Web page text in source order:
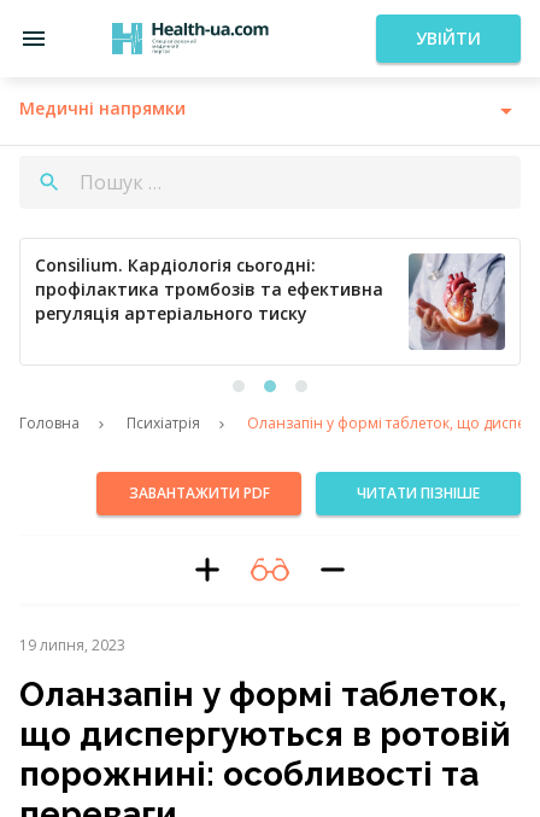
УВІЙТИ
Медичні напрямки
Consilium. Кардіологія сьогодні:
профілактика тромбозів та ефективна
регуляція артеріального тиску
Головна Психіатрія Оланзапін у формі таблеток, що
ЗАВАНТАЖИТИ PDF ЧИТАТИ ПІЗНІШЕ
19 липня, 2023
Оланзапін у формі таблеток,
що диспергуються в ротовій
порожнині: особливості та